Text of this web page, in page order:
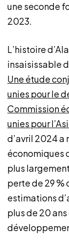
une seconde
2023.
L’histoire
insaisissable
Une étude
unies pour le
Commission
unies pour
d’avril 2024 a
économiques
plus
perte de 29 %
estimations
plus de 20